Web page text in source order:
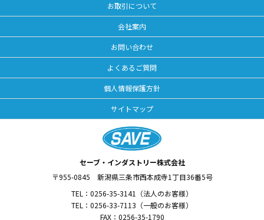
お取引について
会社案内
お問い合わせ
よくあるご質問
個人情報保護方針
サイトマップ
セーブ・インダストリー株式会社
〒955-0845 新潟県三条市西本成寺1丁目36番5号
TEL： 0256-35-3141
（法人のお客様）
TEL： 0256-33-7113 （一般のお客様）
FAX：0256-35-1790